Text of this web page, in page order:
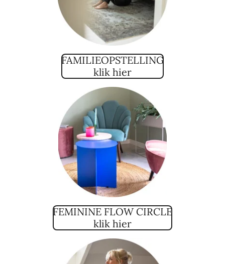
FAMILIEOPSTELLING
klik hier
FEMININE FLOW CIRCLE
klik hier